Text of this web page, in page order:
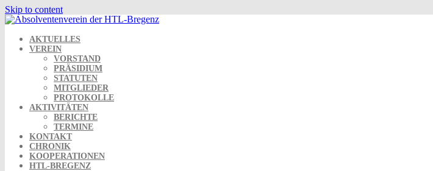
Skip to content
AKTUELLES
VEREIN
VORSTAND
PRÄSIDIUM
STATUTEN
MITGLIEDER
PROTOKOLLE
AKTIVITÄTEN
BERICHTE
TERMINE
KONTAKT
CHRONIK
KOOPERATIONEN
HTL-BREGENZ